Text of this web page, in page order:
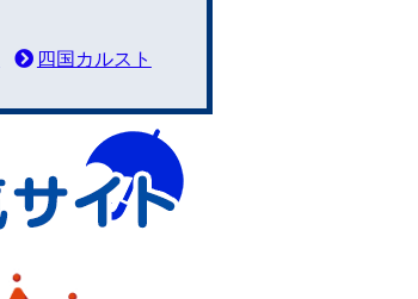
四国カルスト